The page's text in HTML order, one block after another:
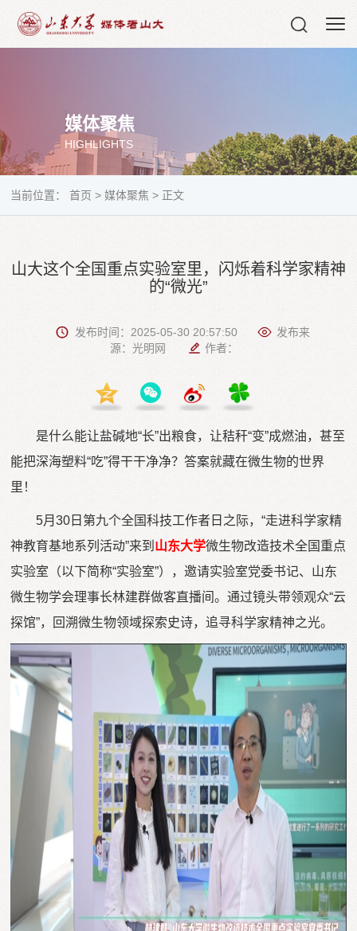
媒体聚焦
HIGHLIGHTS
当前位置：首页 > 媒体聚焦 > 正文
山大这个全国重点实验室里，闪烁着科学家精神
的“微光”
发布时间：2025-05-30 20:57:50
发布来
源：光明网
作者：
是什么能让盐碱地“长”出粮食，让秸秆“变”成燃油，甚至
能把深海塑料“吃”得干干净净？答案就藏在微生物的世界
里！
5月30日第九个全国科技工作者日之际，“走进科学家精
神教育基地系列活动”来到 山东大学微生物改造技术全国重点
实验室（以下简称“实验室”），邀请实验室党委书记、山东
微生物学会理事长林建群做客直播间。通过镜头带领观众“云
探馆”，回溯微生物领域探索史诗，追寻科学家精神之光。